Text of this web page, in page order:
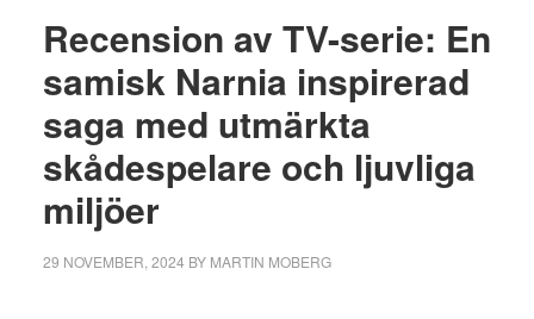
Recension av TV-serie: En
samisk Narnia inspirerad
saga med utmärkta
skådespelare och ljuvliga
miljöer
29 NOVEMBER, 2024 BY MARTIN MOBERG